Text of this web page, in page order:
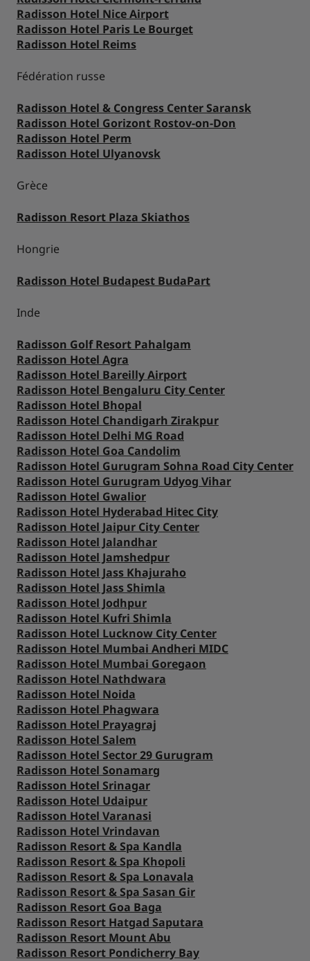
Radisson Hotel Nice Airport
Radisson Hotel Paris Le Bourget
Radisson Hotel Reims
Fédération russe
Radisson Hotel & Congress Center Saransk
Radisson Hotel Gorizont Rostov-on-Don
Radisson Hotel Perm
Radisson Hotel Ulyanovsk
Grèce
Radisson Resort Plaza Skiathos
Hongrie
Radisson Hotel Budapest BudaPart
Inde
Radisson Golf Resort Pahalgam
Radisson Hotel Agra
Radisson Hotel Bareilly Airport
Radisson Hotel Bengaluru City Center
Radisson Hotel Bhopal
Radisson Hotel Chandigarh Zirakpur
Radisson Hotel Delhi MG Road
Radisson Hotel Goa Candolim
Radisson Hotel Gurugram Sohna Road City Center
Radisson Hotel Gurugram Udyog Vihar
Radisson Hotel Gwalior
Radisson Hotel Hyderabad Hitec City
Radisson Hotel Jaipur City Center
Radisson Hotel Jalandhar
Radisson Hotel Jamshedpur
Radisson Hotel Jass Khajuraho
Radisson Hotel Jass Shimla
Radisson Hotel Jodhpur
Radisson Hotel Kufri Shimla
Radisson Hotel Lucknow City Center
Radisson Hotel Mumbai Andheri MIDC
Radisson Hotel Mumbai Goregaon
Radisson Hotel Nathdwara
Radisson Hotel Noida
Radisson Hotel Phagwara
Radisson Hotel Prayagraj
Radisson Hotel Salem
Radisson Hotel Sector 29 Gurugram
Radisson Hotel Sonamarg
Radisson Hotel Srinagar
Radisson Hotel Udaipur
Radisson Hotel Varanasi
Radisson Hotel Vrindavan
Radisson Resort & Spa Kandla
Radisson Resort & Spa Khopoli
Radisson Resort & Spa Lonavala
Radisson Resort & Spa Sasan Gir
Radisson Resort Goa Baga
Radisson Resort Hatgad Saputara
Radisson Resort Mount Abu
Radisson Resort Pondicherry Bay